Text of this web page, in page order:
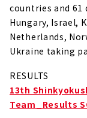
countries and 61
Hungary, Israel,
Netherlands,
Ukraine taking
RESULTS
13th
Team_Results